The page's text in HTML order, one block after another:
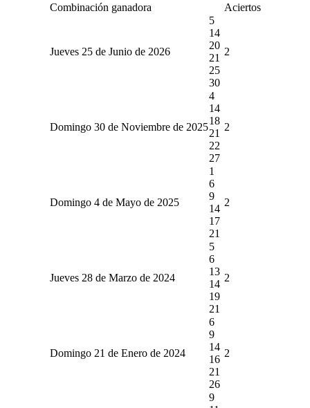
Combinación ganadora Aciertos
Jueves 25 de Junio de 2026
5
14
20
21
25
30
2
Domingo 30 de Noviembre de 2025
4
14
18
21
22
27
2
Domingo 4 de Mayo de 2025
1
6
9
14
17
21
2
Jueves 28 de Marzo de 2024
5
6
13
14
19
21
2
Domingo 21 de Enero de 2024
6
9
14
16
21
26
2
9